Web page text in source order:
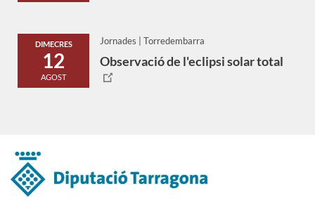
DIMECRES
12
AGOST
Jornades | Torredembarra
Observació de l'eclipsi solar total